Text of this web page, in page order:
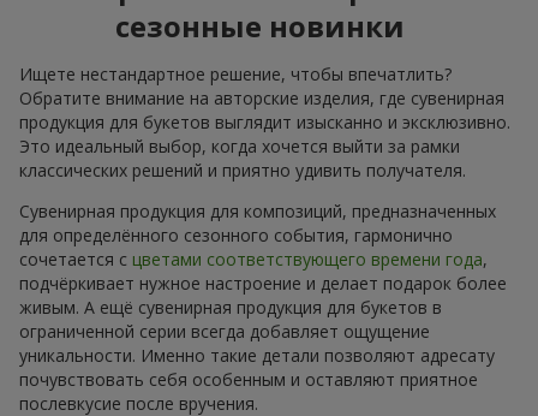
сезонные новинки
Ищете нестандартное решение, чтобы впечатлить?
Обратите внимание на авторские изделия, где сувенирная
продукция для букетов выглядит изысканно и эксклюзивно.
Это идеальный выбор, когда хочется выйти за рамки
классических решений и приятно удивить получателя.
Сувенирная продукция для композиций, предназначенных
для определённого сезонного события, гармонично
сочетается с цветами соответствующего времени года,
подчёркивает нужное настроение и делает подарок более
живым. А ещё сувенирная продукция для букетов в
ограниченной серии всегда добавляет ощущение
уникальности. Именно такие детали позволяют адресату
почувствовать себя особенным и оставляют приятное
послевкусие после вручения.